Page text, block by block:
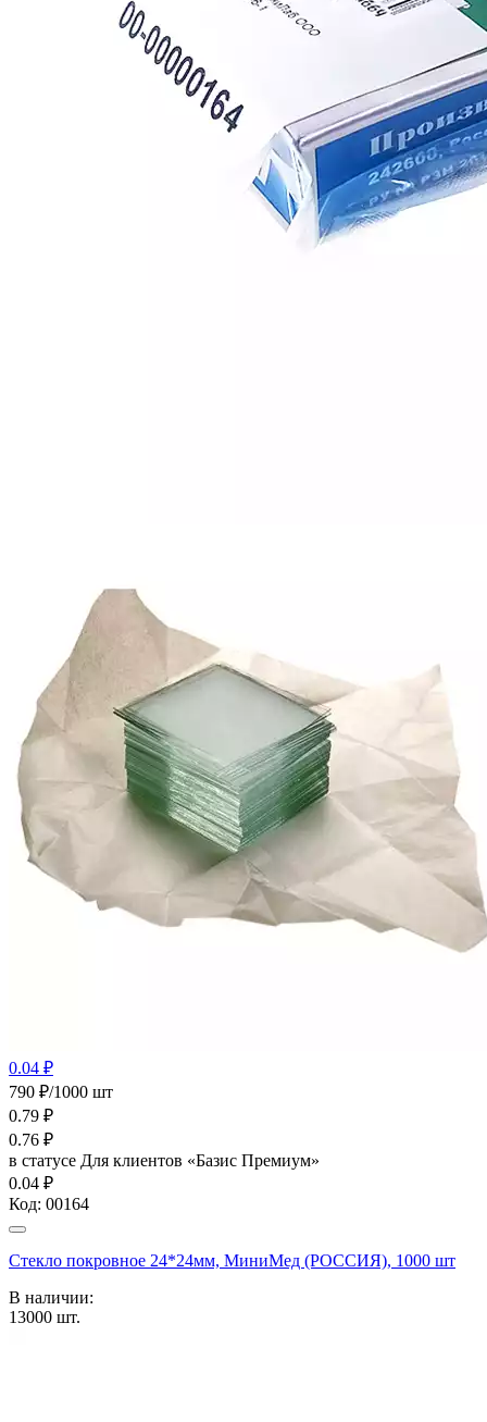
0.04 ₽
790 ₽/1000 шт
0.79 ₽
0.76 ₽
в статусе Для клиентов «Базис Премиум»
0.04 ₽
Код: 00164
Стекло покровное 24*24мм, МиниМед (РОССИЯ), 1000 шт
В наличии:
13000 шт.